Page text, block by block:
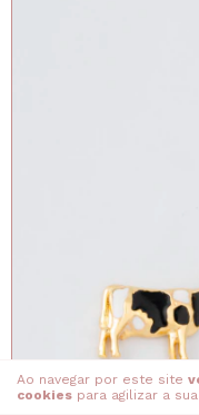
Ao navegar por este site
cookies para agilizar a